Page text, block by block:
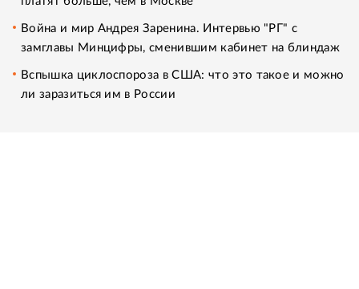
Война и мир Андрея Заренина. Интервью "РГ" с
замглавы Минцифры, сменившим кабинет на блиндаж
Вспышка циклоспороза в США: что это такое и можно
ли заразиться им в России